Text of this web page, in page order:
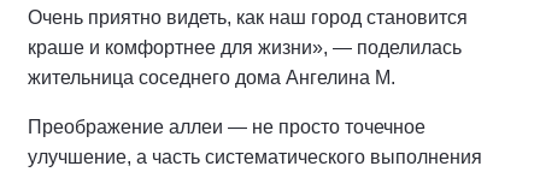
Очень приятно видеть, как наш город становится
краше и комфортнее для жизни», — поделилась
жительница соседнего дома Ангелина М.
Преображение аллеи — не просто точечное
улучшение, а часть систематического выполнения